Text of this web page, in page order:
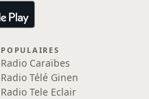
POPULAIRES
Radio Caraïbes
Radio Télé Ginen
Radio Tele Eclair